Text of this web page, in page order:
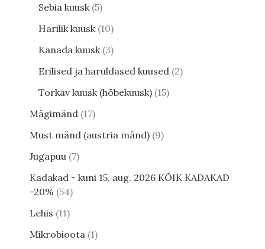
Sebia kuusk 5
Harilik kuusk 10
Kanada kuusk 3
Erilised ja haruldased kuused 2
Torkav kuusk (hõbekuusk) 15
Mägimänd 17
Must mänd (austria mänd) 9
Jugapuu 7
Kadakad - kuni 15. aug. 2026 KÕIK KADAKAD
-20% 54
Lehis 11
Mikrobioota 1